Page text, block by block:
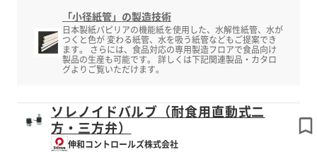
「小径紙管」の製造技術
日本製紙パピリアの機能紙を使用した、水解性紙管、水が
つくと色が 変わる紙管、水を吸う紙管などもご提案でき
ます。 さらには、食品対応の専用製造フロアで食品向け
製品の生産も可能です。 詳しくは下記関連製品・カタロ
グよりご覧いただけます。
ソレノイドバルブ（耐食用直動式二
方・三方弁）
伸和コントロールズ株式会社